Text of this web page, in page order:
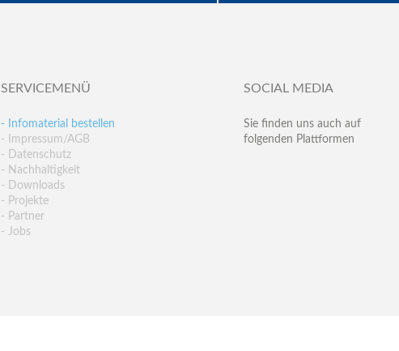
SERVICEMENÜ
- Infomaterial bestellen
- Impressum/AGB
- Datenschutz
- Nachhaltigkeit
- Downloads
- Projekte
- Partner
- Jobs
SOCIAL MEDIA
Sie finden uns auch auf
folgenden Plattformen